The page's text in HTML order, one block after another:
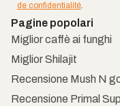
de confidentialité.
Pagine popolari
Miglior caffè ai funghi
Miglior Shilajit
Recensione Mush N
Recensione Primal